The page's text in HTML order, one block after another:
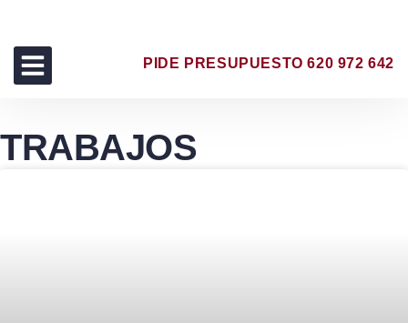
PIDE PRESUPUESTO 620 972 642
TRABAJOS